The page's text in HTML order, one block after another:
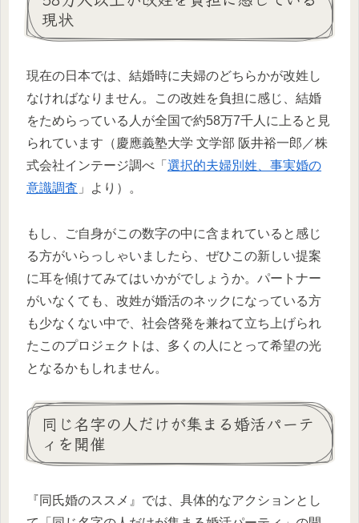
現状
現在の日本では、結婚時に夫婦のどちらかが改姓し
なければなりません。この改姓を負担に感じ、結婚
をためらっている人が全国で約58万7千人に上ると見
られています（慶應義塾大学 文学部 阪井裕一郎／株
式会社インテージ調べ「 選択的夫婦別姓、事実婚の
意識調査 」より）。
もし、ご自身がこの数字の中に含まれていると感じ
る方がいらっしゃいましたら、ぜひこの新しい提案
に耳を傾けてみてはいかがでしょうか。パートナー
がいなくても、改姓が婚活のネックになっている方
も少なくない中で、社会啓発を兼ねて立ち上げられ
たこのプロジェクトは、多くの人にとって希望の光
となるかもしれません。
同じ名字の人だけが集まる婚活パーテ
ィを開催
『同氏婚のススメ』では、具体的なアクションとし